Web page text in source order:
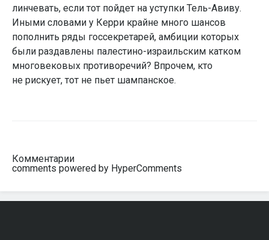
линчевать, если тот пойдет на уступки Тель-Авиву.
Иными словами у Керри крайне много шансов
пополнить ряды госсекретарей, амбиции которых
были раздавлены палестино-израильским катком
многовековых противоречий? Впрочем, кто
не рискует, тот не пьет шампанское.
Комментарии
comments powered by HyperComments